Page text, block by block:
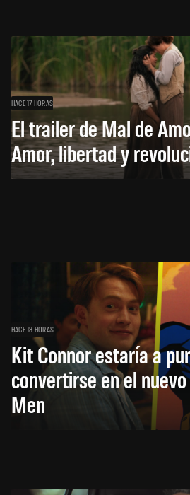
HACE 17 HORAS
El trailer de Mal de
Amor, libertad y
HACE 18 HORAS
Kit Connor estaría a
convertirse en el
Men